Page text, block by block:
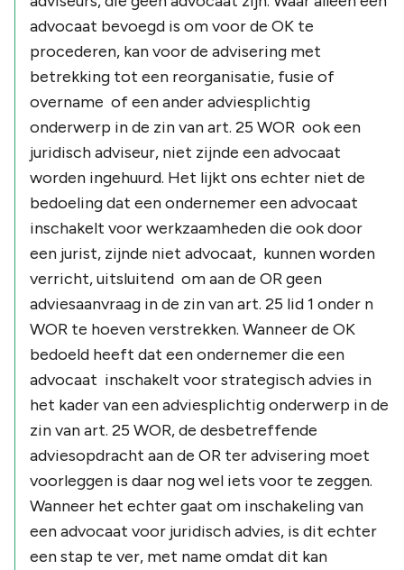
advocaat bevoegd is om voor de OK te
procederen, kan voor de advisering met
betrekking tot een reorganisatie, fusie of
overname of een ander adviesplichtig
onderwerp in de zin van art. 25 WOR ook een
juridisch adviseur, niet zijnde een advocaat
worden ingehuurd. Het lijkt ons echter niet de
bedoeling dat een ondernemer een advocaat
inschakelt voor werkzaamheden die ook door
een jurist, zijnde niet advocaat, kunnen worden
verricht, uitsluitend om aan de OR geen
adviesaanvraag in de zin van art. 25 lid 1 onder n
WOR te hoeven verstrekken. Wanneer de OK
bedoeld heeft dat een ondernemer die een
advocaat inschakelt voor strategisch advies in
het kader van een adviesplichtig onderwerp in de
zin van art. 25 WOR, de desbetreffende
adviesopdracht aan de OR ter advisering moet
voorleggen is daar nog wel iets voor te zeggen.
Wanneer het echter gaat om inschakeling van
een advocaat voor juridisch advies, is dit echter
een stap te ver, met name omdat dit kan